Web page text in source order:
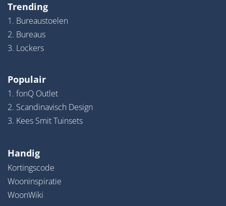
Trending
1. Bureaustoelen
2. Bureaus
3. Lockers
Populair
1. fonQ Outlet
2. Scandinavisch Design
3. Kees Smit Tuinsets
Handig
Kortingscode
Wooninspiratie
WoonWiki